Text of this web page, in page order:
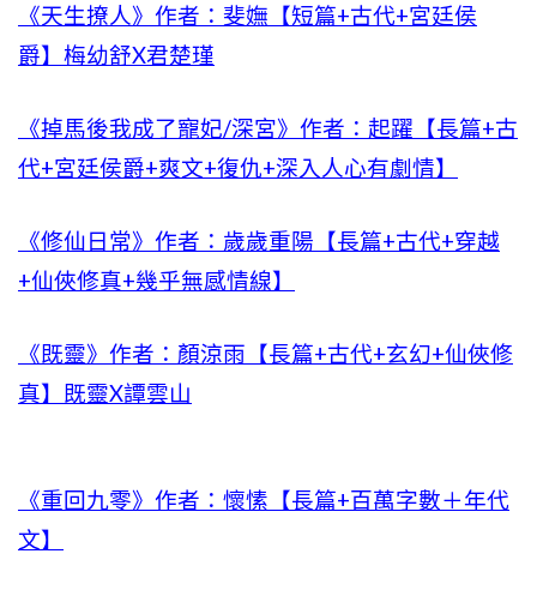
《天生撩人》作者：斐嫵【短篇+古代+宮廷侯
爵】梅幼舒X君楚瑾
《掉馬後我成了寵妃/深宮》作者：起躍【長篇+古
代+宮廷侯爵+爽文+復仇+深入人心有劇情】
《修仙日常》作者：歲歲重陽【長篇+古代+穿越
+仙俠修真+幾乎無感情線】
《既靈》作者：顏涼雨【長篇+古代+玄幻+仙俠修
真】既靈X譚雲山
《重回九零》作者：懷愫【長篇+百萬字數＋年代
文】